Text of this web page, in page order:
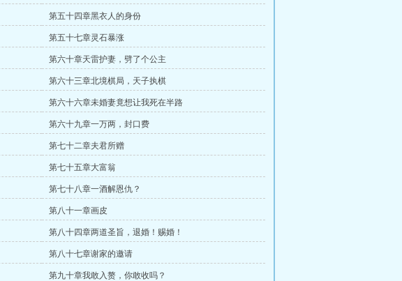
第五十四章黑衣人的身份
第五十七章灵石暴涨
第六十章天雷护妻，劈了个公主
第六十三章北境棋局，天子执棋
第六十六章未婚妻竟想让我死在半路
第六十九章一万两，封口费
第七十二章夫君所赠
第七十五章大富翁
第七十八章一酒解恩仇？
第八十一章画皮
第八十四章两道圣旨，退婚！赐婚！
第八十七章谢家的邀请
第九十章我敢入赘，你敢收吗？